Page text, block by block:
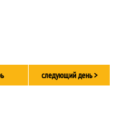
следующий день >